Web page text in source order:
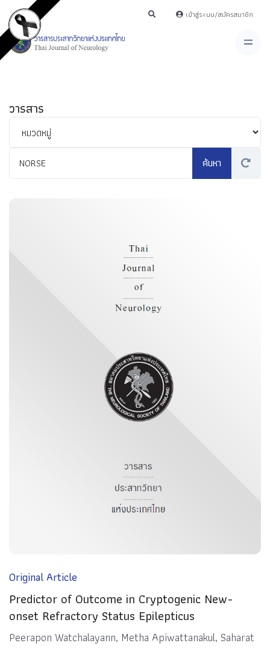
เข้าสู่ระบบ/สมัครสมาชิก
วารสาร
Original Article
Predictor of Outcome in Cryptogenic New-
onset Refractory Status Epilepticus
Peerapon Watchalayann, Metha Apiwattanakul, Saharat